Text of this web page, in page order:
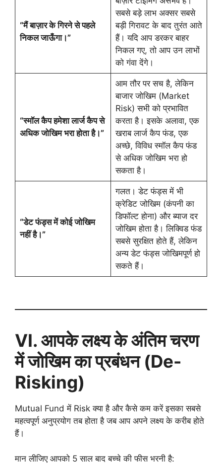
“मैं बाज़ार के गिरने से पहले
निकल जाऊँगा।”
सबसे बड़े लाभ अक्सर सबसे
बड़ी गिरावट के बाद तुरंत आते
हैं। यदि आप डरकर बाहर
निकल गए, तो आप उन लाभों
को गंवा देंगे।
“स्मॉल कैप हमेशा लार्ज कैप से
अधिक जोखिम भरा होता है।”
आम तौर पर सच है, लेकिन
बाजार जोखिम (Market
Risk) सभी को प्रभावित
करता है। इसके अलावा, एक
खराब लार्ज कैप फंड, एक
अच्छे, विविध स्मॉल कैप फंड
से अधिक जोखिम भरा हो
सकता है।
“डेट फंड्स में कोई जोखिम
नहीं है।”
गलत। डेट फंड्स में भी
क्रेडिट जोखिम (कंपनी का
डिफॉल्ट होना) और ब्याज दर
जोखिम होता है। लिक्विड फंड
सबसे सुरक्षित होते हैं, लेकिन
अन्य डेट फंड्स जोखिमपूर्ण हो
सकते हैं।
VI.आपके लक्ष्य के अंतिम चरण
में जोखिम का प्रबंधन (De-
Risking)
Mutual Fund में Risk क्या है और कैसे कम करें इसका सबसे
महत्वपूर्ण अनुप्रयोग तब होता है जब आप अपने लक्ष्य के करीब होते
हैं।
मान लीजिए आपको 5 साल बाद बच्चे की फीस भरनी है: